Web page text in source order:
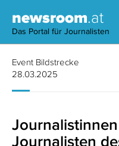
newsroom.at
Das Portal für Journalisten
Event Bildstrecke
28.03.2025
Journalisten